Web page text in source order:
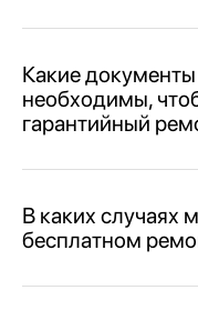
Какие
необходимы,
гарантийный
В каких случаях
бесплатном